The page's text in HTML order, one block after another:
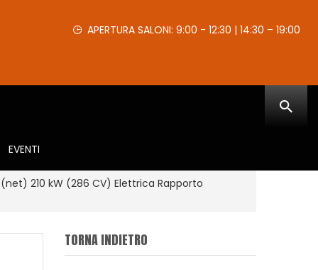
APERTURA SALONI: 9:00 - 12:30 | 14:30 – 19:00
EVENTI
210 kW (286 CV) Elettrica Rapporto
TORNA INDIETRO